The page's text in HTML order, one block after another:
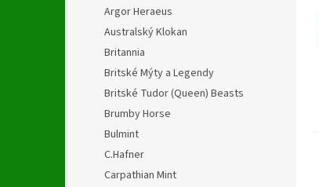
Argor Heraeus
Australský Klokan
Britannia
Britské Mýty a Legendy
Britské Tudor (Queen) Beasts
Brumby Horse
Bulmint
C.Hafner
Carpathian Mint